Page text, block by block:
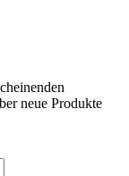
neue Produkte